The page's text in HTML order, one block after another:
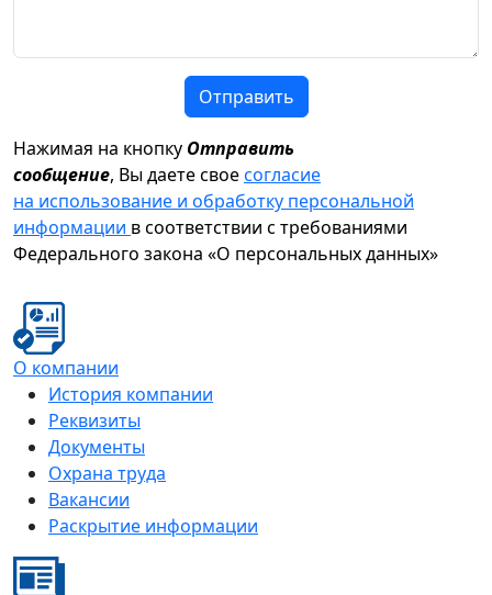
Отправить
Нажимая на кнопку Отправить
сообщение, Вы даете своесогласие
на использование и обработку персональной
информации в соответствии с требованиями
Федерального закона «О персональных данных»
О компании
История компании
Реквизиты
Документы
Охрана труда
Вакансии
Раскрытие информации